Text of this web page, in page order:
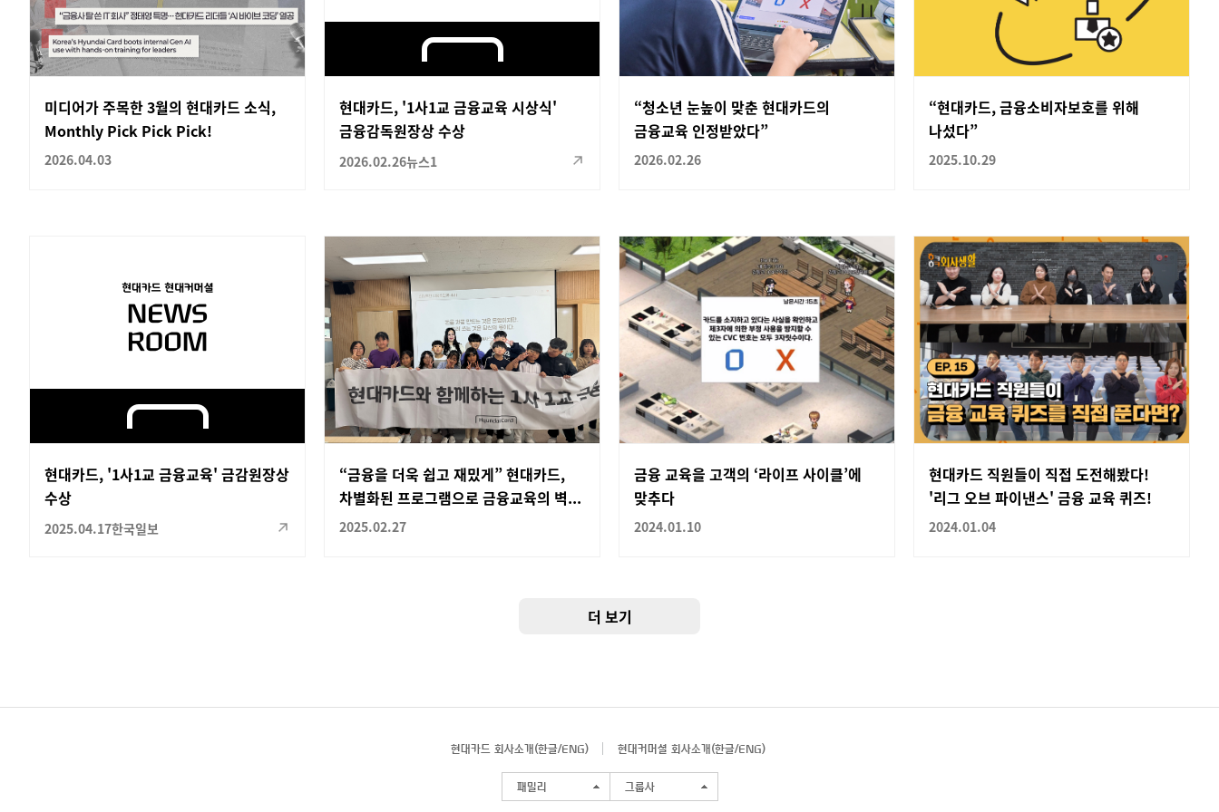
미디어가 주목한 3월의 현대카드 소식,
Monthly Pick Pick Pick!
2026.04.03
현대카드, '1사1교 금융교육 시상식'
금융감독원장상 수상
2026.02.26뉴스1
“청소년 눈높이 맞춘 현대카드의
금융교육 인정받았다”
2026.02.26
“현대카드, 금융소비자보호를 위해
나섰다”
2025.10.29
현대카드, '1사1교 금융교육' 금감원장상
수상
2025.04.17한국일보
“금융을 더욱 쉽고 재밌게” 현대카드,
차별화된 프로그램으로 금융교육의 벽...
2025.02.27
금융 교육을 고객의 ‘라이프 사이클’에
맞추다
2024.01.10
현대카드 직원들이 직접 도전해봤다!
'리그 오브 파이낸스' 금융 교육 퀴즈!
2024.01.04
더 보기
현대카드 회사소개(한글/ENG) 현대커머셜 회사소개(한글/ENG)
패밀리 그룹사